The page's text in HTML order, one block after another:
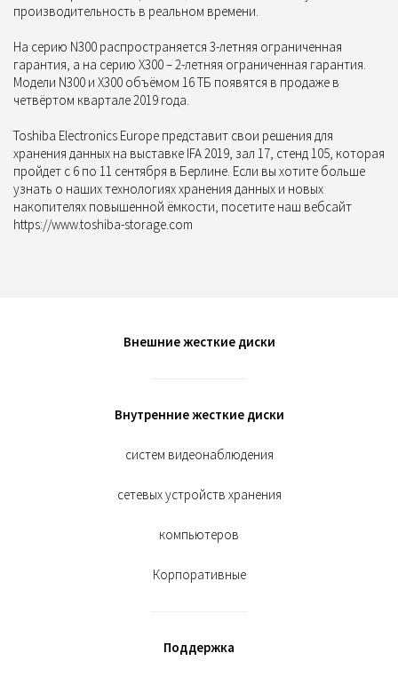
производительность в реальном времени.
На серию N300 распространяется 3-летняя ограниченная
гарантия, а на серию X300 – 2-летняя ограниченная гарантия.
Модели N300 и X300 объёмом 16 ТБ появятся в продаже в
четвёртом квартале 2019 года.
Toshiba Electronics Europe представит свои решения для
хранения данных на выставке IFA 2019, зал 17, стенд 105, которая
пройдет с 6 по 11 сентября в Берлине. Если вы хотите больше
узнать о наших технологиях хранения данных и новых
накопителях повышенной ёмкости, посетите наш вебсайт
https://www.toshiba-storage.com
Внешние жесткие диски
Внутренние жесткие диски
систем видеонаблюдения
сетевых устройств хранения
компьютеров
Корпоративные
Поддержка